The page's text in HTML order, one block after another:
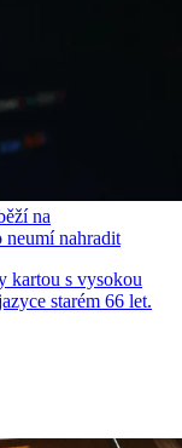
na
nahradit
kartou s vysokou
starém 66 let.